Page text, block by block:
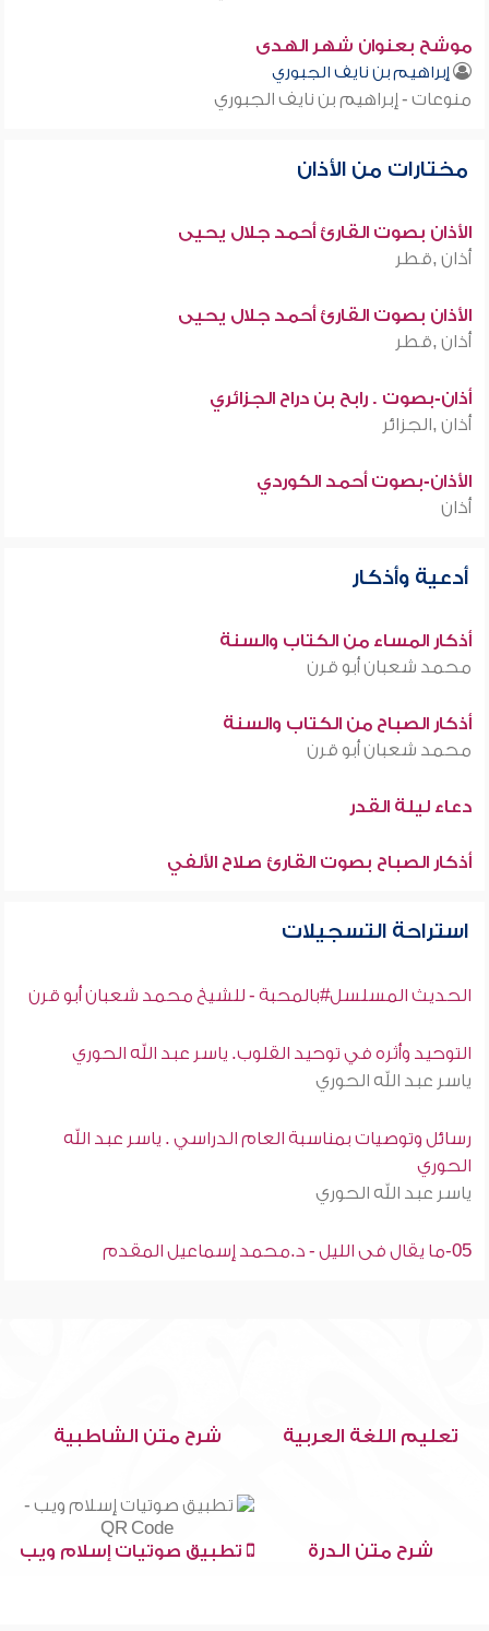
موشح بعنوان شهر الهدى
إبراهيم بن نايف الجبوري
منوعات - إبراهيم بن نايف الجبوري
مختارات من الأذان
الأذان بصوت القارئ أحمد جلال يحيى
أذان ,قطر
الأذان بصوت القارئ أحمد جلال يحيى
أذان ,قطر
أذان-بصوت . رابح بن دراح الجزائري
أذان ,الجزائر
الأذان-بصوت أحمد الكوردي
أذان
أدعية وأذكار
أذكار المساء من الكتاب والسنة
محمد شعبان أبو قرن
أذكار الصباح من الكتاب والسنة
محمد شعبان أبو قرن
دعاء ليلة القدر
أذكار الصباح بصوت القارئ صلاح الألفي
استراحة التسجيلات
الحديث المسلسل#بالمحبة - للشيخ محمد شعبان أبو قرن
التوحيد وأثره في توحيد القلوب. ياسر عبد الله الحوري
ياسر عبد الله الحوري
رسائل وتوصيات بمناسبة العام الدراسي . ياسر عبد الله
الحوري
ياسر عبد الله الحوري
05-ما يقال فى الليل - د.محمد إسماعيل المقدم
تعليم اللغة العربية شرح متن الشاطبية
شرح متن الدرة تطبيق صوتيات إسلام ويب